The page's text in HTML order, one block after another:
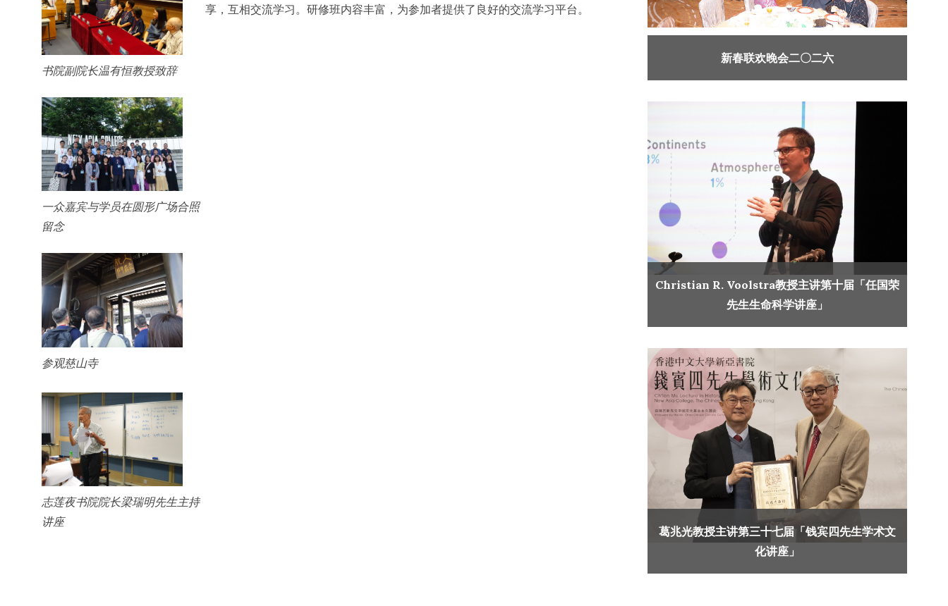
书院副院长温有恒教授致辞
一众嘉宾与学员在圆形广场合照
留念
参观慈山寺
志莲夜书院院长梁瑞明先生主持
讲座
享，互相交流学习。研修班内容丰富，为参加者提供了良好的交流学习平台。
新春联欢晚会二〇二六
Christian R. Voolstra教授主讲第十届「任国荣
先生生命科学讲座」
葛兆光教授主讲第三十七届「钱宾四先生学术文
化讲座」